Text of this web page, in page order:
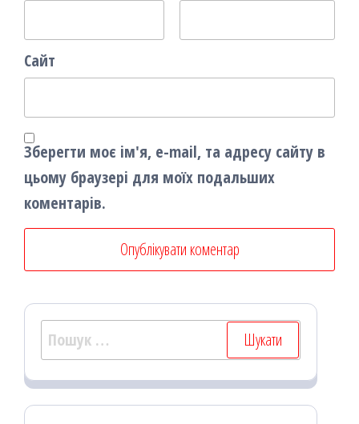
Сайт
Зберегти моє ім'я, e-mail, та адресу сайту в
цьому браузері для моїх подальших
коментарів.
Пошук: